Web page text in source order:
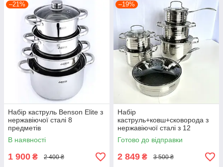
–21%
Набір каструль Benson Elite з
нержавіючої сталі 8
предметів
В наявності
1 900 ₴ 2 400 ₴
–19%
Набір
каструль+ковш+сковорода з
нержавіючої сталі з 12
предметів Benson
Готово до відправки
2 849 ₴ 3 500 ₴